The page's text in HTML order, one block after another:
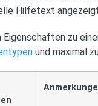
Hilfetext
zu
und maximal